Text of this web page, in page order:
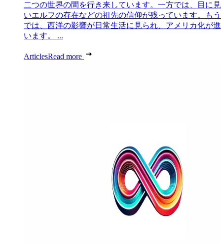
二つの世界の間を行き来しています。一方では、目に
いエルフの存在などの祖先の信仰が残っています。も
では、西洋の影響が日常生活に見られ、アメリカ化が
います。 ...
ArticlesRead more